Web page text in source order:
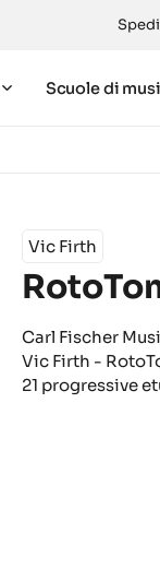
Scuole di
Vic Firth
Carl Fischer
Vic Firth -
21 progressive